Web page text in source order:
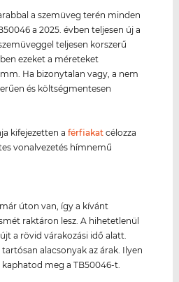
a szemüveg terén minden
a 2025. évben teljesen új a
teljesen korszerű
ezeket a méreteket
Ha bizonytalan vagy, a nem
és költségmentesen
kifejezetten aférfiakat célozza
vonalvezetés hímnemű
úton van, így a kívánt
raktáron lesz. A hihetetlenül
a rövid várakozási idő alatt.
alacsonyak az árak. Ilyen
meg a TB50046-t.